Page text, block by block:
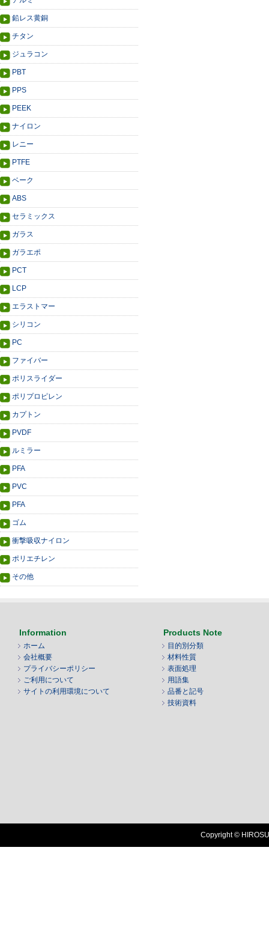
鉛レス黄銅
チタン
ジュラコン
PBT
PPS
PEEK
ナイロン
レニー
PTFE
ベーク
ABS
セラミックス
ガラス
ガラエポ
PCT
LCP
エラストマー
シリコン
PC
ファイバー
ポリスライダー
ポリプロピレン
カプトン
PVDF
ルミラー
PFA
PVC
PFA
ゴム
衝撃吸収ナイロン
ポリエチレン
その他
Information
ホーム
会社概要
プライバシーポリシー
ご利用について
サイトの利用環境について
Products Note
目的別分類
材料性質
表面処理
用語集
品番と記号
技術資料
Copyright ©